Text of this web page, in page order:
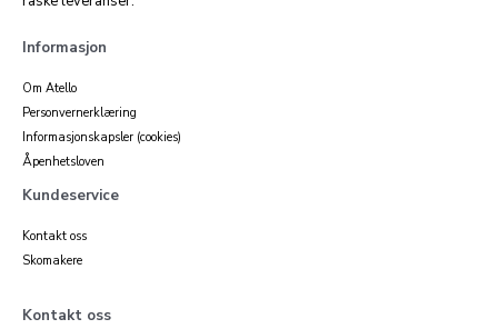
Informasjon
Om Atello
Personvernerklæring
Informasjonskapsler (cookies)
Åpenhetsloven
Kundeservice
Kontakt oss
Skomakere
Kontakt oss